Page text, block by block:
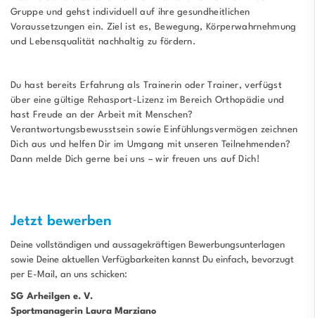
Gruppe und gehst individuell auf ihre gesundheitlichen
Voraussetzungen ein. Ziel ist es, Bewegung, Körperwahrnehmung
und Lebensqualität nachhaltig zu fördern.
Du hast bereits Erfahrung als Trainerin oder Trainer, verfügst
über eine gültige Rehasport-Lizenz im Bereich Orthopädie und
hast Freude an der Arbeit mit Menschen?
Verantwortungsbewusstsein sowie Einfühlungsvermögen zeichnen
Dich aus und helfen Dir im Umgang mit unseren Teilnehmenden?
Dann melde Dich gerne bei uns – wir freuen uns auf Dich!
Jetzt bewerben
Deine vollständigen und aussagekräftigen Bewerbungsunterlagen
sowie Deine aktuellen Verfügbarkeiten kannst Du einfach, bevorzugt
per E-Mail, an uns schicken:
SG Arheilgen e. V.
Sportmanagerin Laura Marziano